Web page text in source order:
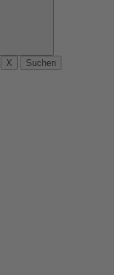
X Suchen